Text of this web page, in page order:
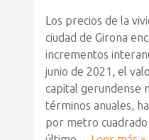
Los precios de la
ciudad de Girona
incrementos
junio de 2021, el
capital gerundense
términos anuales,
por metro cuadrado